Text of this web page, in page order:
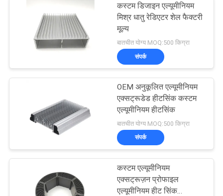
एल्यूमीनियम गर्मी सिंक
173
7075 एल्यूमीनियम ट्यूब
कस्टम डिजाइन एल्यूमीनियम
मिश्र धातु रेडिएटर शेल फैक्टरी
मूल्य
बातचीत योग्य MOQ:500 किग्रा
संपर्क
OEM अनुकूलित एल्यूमीनियम
एक्सट्रूडेड हीटसिंक कस्टम
एल्यूमीनियम हीटसिंक
बातचीत योग्य MOQ:500 किग्रा
संपर्क
कस्टम एल्यूमीनियम
एक्सट्रूज़न प्रोफाइल
एल्यूमीनियम हीट सिंक